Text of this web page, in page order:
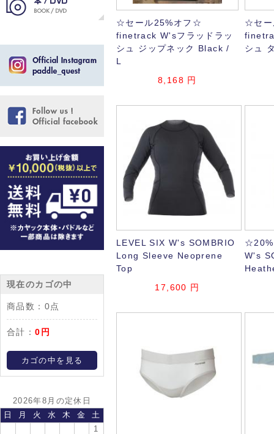
現在のカゴの中
商品数： 0点
合計：0円
カゴの中を見る
2026年8月の定休日
日
月 火 水 木 金
土
1
☆セール25%オフ☆
finetrack W'sフラッドラッ
シュ ジップネック Black /
L
8,168 円
☆セ
シュ
LEVEL SIX W's SOMBRIO
Long Sleeve Neoprene
Top
17,600 円
W's